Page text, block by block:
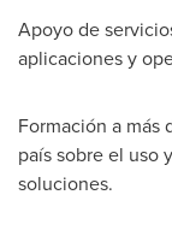
Apoyo de
aplicaciones y
Formación a
país sobre el uso
soluciones.